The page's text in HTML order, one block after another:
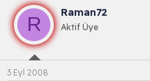
R
Raman72
Aktif Üye
3 Eyl 2008